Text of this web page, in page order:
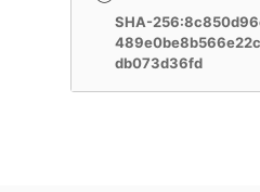
SHA-
db073d36fd